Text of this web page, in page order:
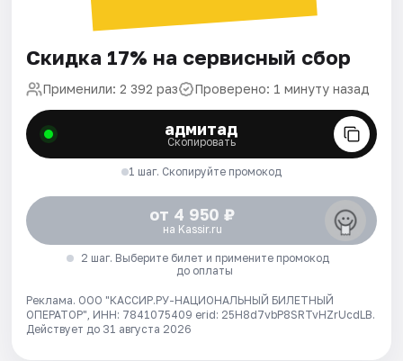
Скидка 17% на сервисный сбор
Применили: 2 392 раз Проверено: 1 минуту назад
адмитад
Скопировать
1 шаг. Скопируйте промокод
от 4 950 ₽
на Kassir.ru
2 шаг. Выберите билет и примените промокод
до оплаты
Реклама. ООО "КАССИР.РУ-НАЦИОНАЛЬНЫЙ БИЛЕТНЫЙ
ОПЕРАТОР", ИНН: 7841075409 erid: 25H8d7vbP8SRTvHZrUcdLB.
Действует до 31 августа 2026